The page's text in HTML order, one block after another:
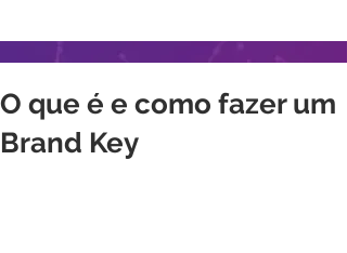
O que é e como fazer um
Brand Key